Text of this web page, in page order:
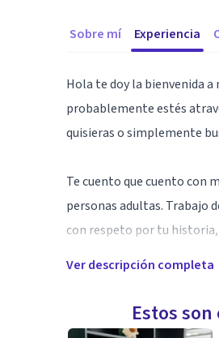
Sobre mí Experiencia
Hola te doy la bienvenida a
probablemente estés
quisieras o simplemente
Te cuento que cuento con
personas adultas. Trabajo
con respeto por tu
priorizo generar un
la confianza necesaria
Ver descripción completa
Estos